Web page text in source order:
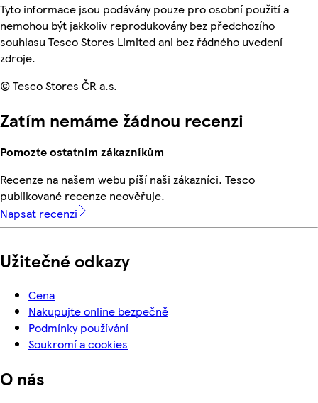
Tyto informace jsou podávány pouze pro osobní použití a
nemohou být jakkoliv reprodukovány bez předchozího
souhlasu Tesco Stores Limited ani bez řádného uvedení
zdroje.
© Tesco Stores ČR a.s.
Zatím nemáme žádnou recenzi
Pomozte ostatním zákazníkům
Recenze na našem webu píší naši zákazníci. Tesco
publikované recenze neověřuje.
Napsat recenzi
Užitečné odkazy
Cena
Nakupujte online bezpečně
Podmínky používání
Soukromí a cookies
O nás